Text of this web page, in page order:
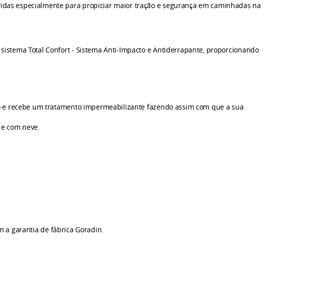
especialmente para propiciar maior tração e segurança em caminhadas na
Total Confort - Sistema Anti-Impacto e Antiderrapante, proporcionando
recebe um tratamento impermeabilizante fazendo assim com que a sua
com neve.
a garantia de fábrica Goradin.